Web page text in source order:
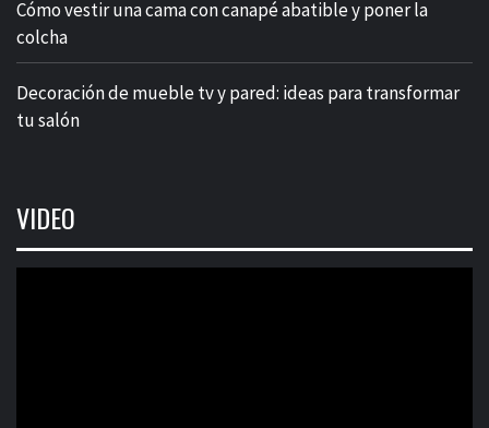
Cómo vestir una cama con canapé abatible y poner la
colcha
Decoración de mueble tv y pared: ideas para transformar
tu salón
VIDEO